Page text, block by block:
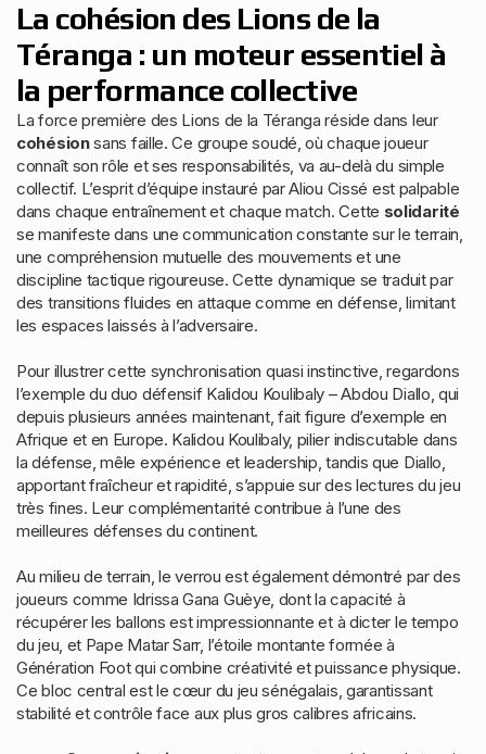
La cohésion des Lions de la
Téranga : un moteur essentiel à
la performance collective
La force première des Lions de la Téranga réside dans leur
cohésionsans faille. Ce groupe soudé, où chaque joueur
connaît son rôle et ses responsabilités, va au-delà du simple
collectif. L’esprit d’équipe instauré par Aliou Cissé est palpable
dans chaque entraînement et chaque match. Cette solidarité
se manifeste dans une communication constante sur le terrain,
une compréhension mutuelle des mouvements et une
discipline tactique rigoureuse. Cette dynamique se traduit par
des transitions fluides en attaque comme en défense, limitant
les espaces laissés à l’adversaire.
Pour illustrer cette synchronisation quasi instinctive, regardons
l’exemple du duo défensif Kalidou Koulibaly – Abdou Diallo, qui
depuis plusieurs années maintenant, fait figure d’exemple en
Afrique et en Europe. Kalidou Koulibaly, pilier indiscutable dans
la défense, mêle expérience et leadership, tandis que Diallo,
apportant fraîcheur et rapidité, s’appuie sur des lectures du jeu
très fines. Leur complémentarité contribue à l’une des
meilleures défenses du continent.
Au milieu de terrain, le verrou est également démontré par des
joueurs comme Idrissa Gana Guèye, dont la capacité à
récupérer les ballons est impressionnante et à dicter le tempo
du jeu, et Pape Matar Sarr, l’étoile montante formée à
Génération Foot qui combine créativité et puissance physique.
Ce bloc central est le cœur du jeu sénégalais, garantissant
stabilité et contrôle face aux plus gros calibres africains.